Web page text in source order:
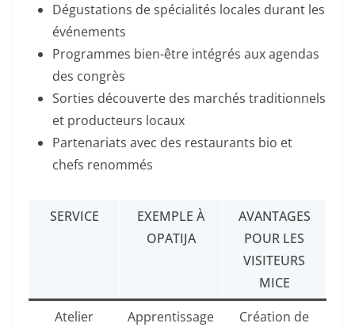
Dégustations de spécialités locales durant les
événements
Programmes bien-être intégrés aux agendas
des congrès
Sorties découverte des marchés traditionnels
et producteurs locaux
Partenariats avec des restaurants bio et
chefs renommés
SERVICE
EXEMPLE À
OPATIJA
AVANTAGES
POUR LES
VISITEURS
MICE
Atelier
Apprentissage
Création de